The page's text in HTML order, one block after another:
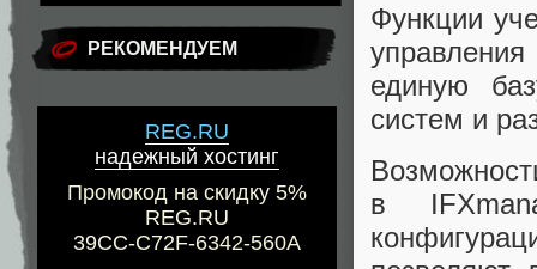
РЕКОМЕНДУЕМ
REG.RU
надежный хостинг
Промокод на скидку 5%
REG.RU
39CC-C72F-6342-560A
Функции
единую
систем и
в